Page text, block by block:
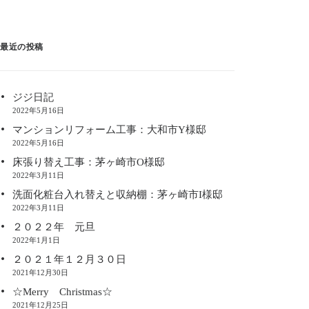
最近の投稿
ジジ日記
2022年5月16日
マンションリフォーム工事：大和市Y様邸
2022年5月16日
床張り替え工事：茅ヶ崎市O様邸
2022年3月11日
洗面化粧台入れ替えと収納棚：茅ヶ崎市I様邸
2022年3月11日
２０２２年 元旦
2022年1月1日
２０２１年１２月３０日
2021年12月30日
☆Merry Christmas☆
2021年12月25日